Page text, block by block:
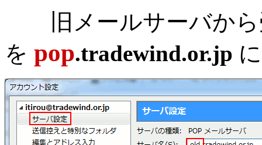
旧メールサーバから
を pop.tradewind.or.jp